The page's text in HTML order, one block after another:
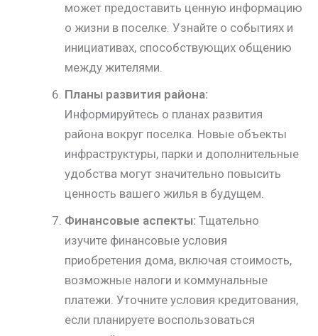
может предоставить ценную информацию
о жизни в поселке. Узнайте о событиях и
инициативах, способствующих общению
между жителями.
Планы развития района:
Информируйтесь о планах развития
района вокруг поселка. Новые объекты
инфраструктуры, парки и дополнительные
удобства могут значительно повысить
ценность вашего жилья в будущем.
Финансовые аспекты: Тщательно
изучите финансовые условия
приобретения дома, включая стоимость,
возможные налоги и коммунальные
платежи. Уточните условия кредитования,
если планируете воспользоваться